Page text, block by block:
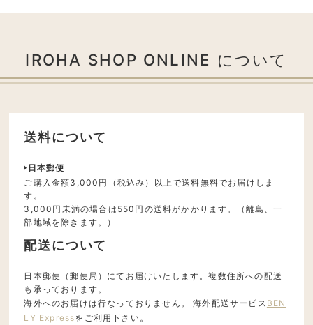
IROHA SHOP ONLINE について
送料について
日本郵便
ご購入金額3,000円（税込み）以上で送料無料でお届けしま
す。
3,000円未満の場合は550円の送料がかかります。（離島、一
部地域を除きます。）
配送について
日本郵便（郵便局）にてお届けいたします。複数住所への配送
も承っております。
海外へのお届けは行なっておりません。 海外配送サービス BEN
LY Expressをご利用下さい。